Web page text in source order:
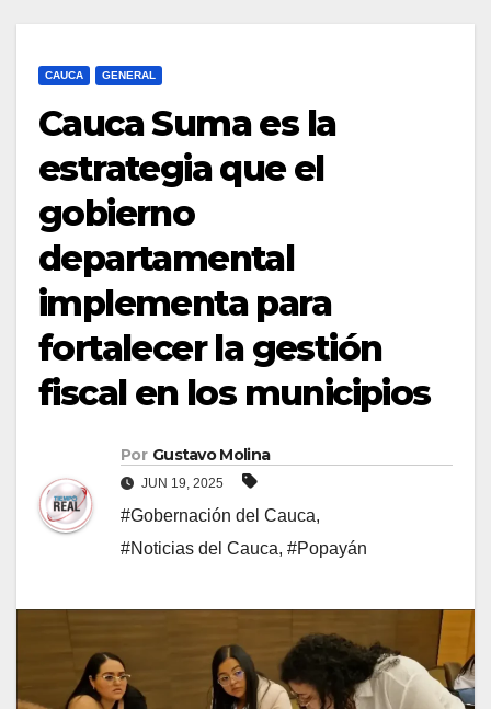
CAUCA GENERAL
Cauca Suma es la
estrategia que el
gobierno
departamental
implementa para
fortalecer la gestión
fiscal en los municipios
Por Gustavo Molina
JUN 19, 2025
#Gobernación del Cauca,
#Noticias del Cauca, #Popayán